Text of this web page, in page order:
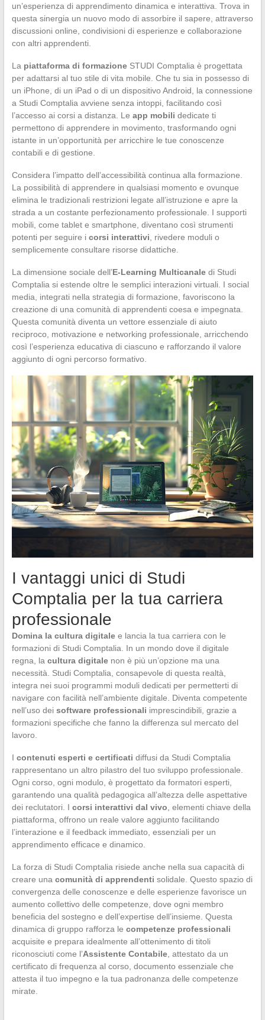
un’esperienza di apprendimento dinamica e interattiva. Trova in
questa sinergia un nuovo modo di assorbire il sapere, attraverso
discussioni online, condivisioni di esperienze e collaborazione
con altri apprendenti.
La piattaforma di formazioneSTUDI Comptalia è progettata
per adattarsi al tuo stile di vita mobile. Che tu sia in possesso di
un iPhone, di un iPad o di un dispositivo Android, la connessione
a Studi Comptalia avviene senza intoppi, facilitando così
l’accesso ai corsi a distanza. Le app mobili dedicate ti
permettono di apprendere in movimento, trasformando ogni
istante in un’opportunità per arricchire le tue conoscenze
contabili e di gestione.
Considera l’impatto dell’accessibilità continua alla formazione.
La possibilità di apprendere in qualsiasi momento e ovunque
elimina le tradizionali restrizioni legate all’istruzione e apre la
strada a un costante perfezionamento professionale. I supporti
mobili, come tablet e smartphone, diventano così strumenti
potenti per seguire i corsi interattivi , rivedere moduli o
semplicemente consultare risorse didattiche.
La dimensione sociale dell’E-Learning Multicanaledi Studi
Comptalia si estende oltre le semplici interazioni virtuali. I social
media, integrati nella strategia di formazione, favoriscono la
creazione di una comunità di apprendenti coesa e impegnata.
Questa comunità diventa un vettore essenziale di aiuto
reciproco, motivazione e networking professionale, arricchendo
così l’esperienza educativa di ciascuno e rafforzando il valore
aggiunto di ogni percorso formativo.
I vantaggi unici di Studi
Comptalia per la tua carriera
professionale
Domina la cultura digitalee lancia la tua carriera con le
formazioni di Studi Comptalia. In un mondo dove il digitale
regna, la cultura digitalenon è più un’opzione ma una
necessità. Studi Comptalia, consapevole di questa realtà,
integra nei suoi programmi moduli dedicati per permetterti di
navigare con facilità nell’ambiente digitale. Diventa competente
nell’uso dei software professionali imprescindibili, grazie a
formazioni specifiche che fanno la differenza sul mercato del
lavoro.
I contenuti esperti e certificati diffusi da Studi Comptalia
rappresentano un altro pilastro del tuo sviluppo professionale.
Ogni corso, ogni modulo, è progettato da formatori esperti,
garantendo una qualità pedagogica all’altezza delle aspettative
dei reclutatori. I corsi interattivi dal vivo , elementi chiave della
piattaforma, offrono un reale valore aggiunto facilitando
l’interazione e il feedback immediato, essenziali per un
apprendimento efficace e dinamico.
La forza di Studi Comptalia risiede anche nella sua capacità di
creare una comunità di apprendenti solidale. Questo spazio di
convergenza delle conoscenze e delle esperienze favorisce un
aumento collettivo delle competenze, dove ogni membro
beneficia del sostegno e dell’expertise dell’insieme. Questa
dinamica di gruppo rafforza le competenze professionali
acquisite e prepara idealmente all’ottenimento di titoli
riconosciuti come l’Assistente Contabile, attestato da un
certificato di frequenza al corso, documento essenziale che
attesta il tuo impegno e la tua padronanza delle competenze
mirate.